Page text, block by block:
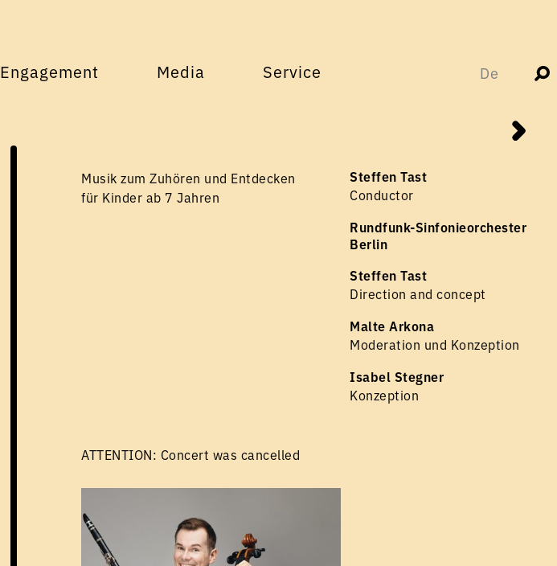
Engagement Media Service De
Musik zum Zuhören und Entdecken
für Kinder ab 7 Jahren
Steffen Tast
Conductor
Rundfunk-Sinfonieorchester
Berlin
Steffen Tast
Direction and concept
Malte Arkona
Moderation und Konzeption
Isabel Stegner
Konzeption
ATTENTION: Concert was cancelled